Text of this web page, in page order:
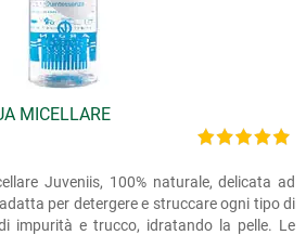
MICELLARE
Juveniis, 100% naturale, delicata ad
per detergere e struccare ogni tipo di
impurità e trucco, idratando la pelle. Le